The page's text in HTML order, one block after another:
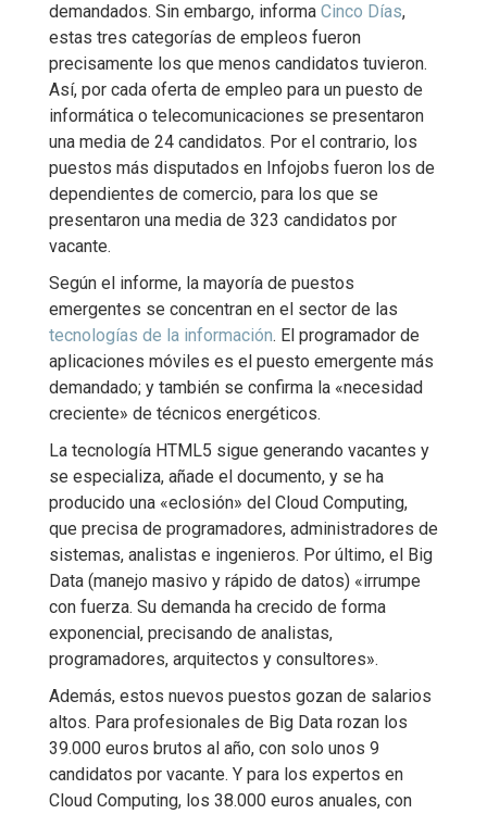
demandados. Sin embargo, informa Cinco Días,
estas tres categorías de empleos fueron
precisamente los que menos candidatos tuvieron.
Así, por cada oferta de empleo para un puesto de
informática o telecomunicaciones se presentaron
una media de 24 candidatos. Por el contrario, los
puestos más disputados en Infojobs fueron los de
dependientes de comercio, para los que se
presentaron una media de 323 candidatos por
vacante.
Según el informe, la mayoría de puestos
emergentes se concentran en el sector de las
tecnologías de la información. El programador de
aplicaciones móviles es el puesto emergente más
demandado; y también se confirma la «necesidad
creciente» de técnicos energéticos.
La tecnología HTML5 sigue generando vacantes y
se especializa, añade el documento, y se ha
producido una «eclosión» del Cloud Computing,
que precisa de programadores, administradores de
sistemas, analistas e ingenieros. Por último, el Big
Data (manejo masivo y rápido de datos) «irrumpe
con fuerza. Su demanda ha crecido de forma
exponencial, precisando de analistas,
programadores, arquitectos y consultores».
Además, estos nuevos puestos gozan de salarios
altos. Para profesionales de Big Data rozan los
39.000 euros brutos al año, con solo unos 9
candidatos por vacante. Y para los expertos en
Cloud Computing, los 38.000 euros anuales, con